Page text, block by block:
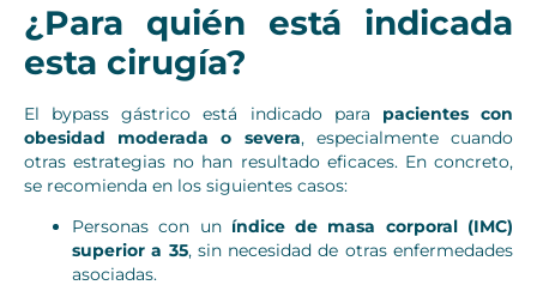
¿Para quién está indicada
esta cirugía?
El bypass gástrico está indicado para pacientes con
obesidad moderada o severa, especialmente cuando
otras estrategias no han resultado eficaces. En concreto,
se recomienda en los siguientes casos:
Personas con un índice de masa corporal (IMC)
superior a 35, sin necesidad de otras enfermedades
asociadas.